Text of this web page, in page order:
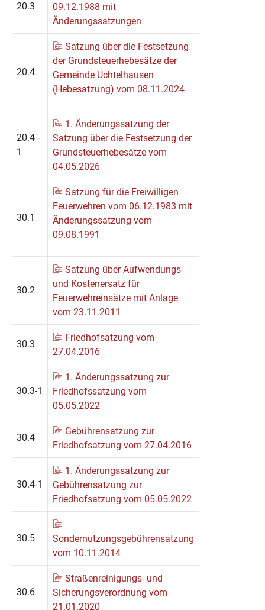
20.3
09.12.1988 mit
Änderungssatzungen
20.4
Satzung über die Festsetzung
der Grundsteuerhebesätze der
Gemeinde Üchtelhausen
(Hebesatzung) vom 08.11.2024
20.4 -
1
1. Änderungssatzung der
Satzung über die Festsetzung der
Grundsteuerhebesätze vom
04.05.2026
30.1
Satzung für die Freiwilligen
Feuerwehren vom 06.12.1983 mit
Änderungssatzung vom
09.08.1991
30.2
Satzung über Aufwendungs-
und Kostenersatz für
Feuerwehreinsätze mit Anlage
vom 23.11.2011
30.3
Friedhofsatzung vom
27.04.2016
30.3-1
1. Änderungssatzung zur
Friedhofssatzung vom
05.05.2022
30.4
Gebührensatzung zur
Friedhofsatzung vom 27.04.2016
30.4-1
1. Änderungssatzung zur
Gebührensatzung zur
Friedhofsatzung vom 05.05.2022
30.5
Sondernutzungsgebührensatzung
vom 10.11.2014
30.6
Straßenreinigungs- und
Sicherungsverordnung vom
21.01.2020